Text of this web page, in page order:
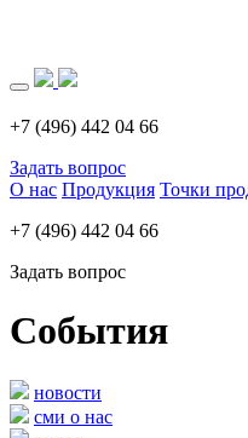
+7 (496) 442 04 66
Задать вопрос
О нас Продукция Точки
+7 (496) 442 04 66
Задать вопрос
События
новости
сми о нас